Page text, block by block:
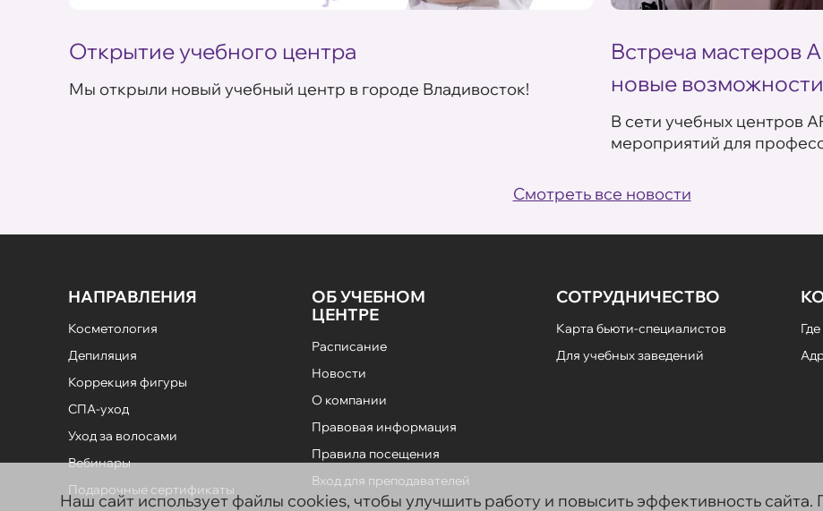
Открытие учебного центра
Мы открыли новый учебный центр в городе Владивосток!
Встреча мастеров
новые возможности
В сети учебных центров
мероприятий для
Смотреть все новости
НАПРАВЛЕНИЯ
Косметология
Депиляция
Коррекция фигуры
СПА-уход
Уход за волосами
Вебинары
Подарочные сертификаты
ОБ УЧЕБНОМ
ЦЕНТРЕ
Расписание
Новости
О компании
Правовая информация
Правила посещения
Вход для преподавателей
СОТРУДНИЧЕСТВО
Карта бьюти-специалистов
Для учебных заведений
Наш сайт использует файлы cookies, чтобы улучшить работу и повысить эффективность